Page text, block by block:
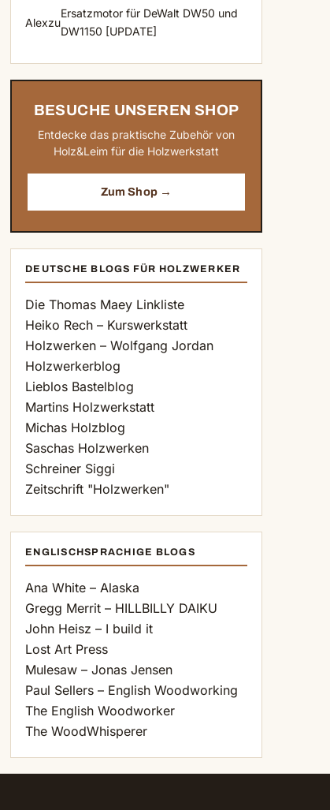
Alexzu
Ersatzmotor für DeWalt DW50 und
DW1150 [UPDATE]
BESUCHE UNSEREN SHOP
Entdecke das praktische Zubehör von
Holz&Leim für die Holzwerkstatt
Zum Shop →
DEUTSCHE BLOGS FÜR HOLZWERKER
Die Thomas Maey Linkliste
Heiko Rech – Kurswerkstatt
Holzwerken – Wolfgang Jordan
Holzwerkerblog
Lieblos Bastelblog
Martins Holzwerkstatt
Michas Holzblog
Saschas Holzwerken
Schreiner Siggi
Zeitschrift "Holzwerken"
ENGLISCHSPRACHIGE BLOGS
Ana White – Alaska
Gregg Merrit – HILLBILLY DAIKU
John Heisz – I build it
Lost Art Press
Mulesaw – Jonas Jensen
Paul Sellers – English Woodworking
The English Woodworker
The WoodWhisperer